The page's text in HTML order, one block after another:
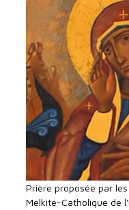
Prière proposée par
Melkite-Catholique de